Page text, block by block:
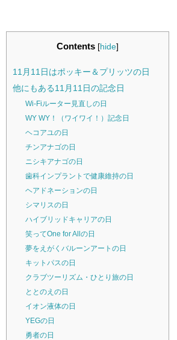
Contents [hide]
11月11日はポッキー＆プリッツの日
他にもある11月11日の記念日
Wi-Fiルーター見直しの日
WY WY！（ワイワイ！）記念日
ヘコアユの日
チンアナゴの日
ニシキアナゴの日
歯科インプラントで健康維持の日
ヘアドネーションの日
シマリスの日
ハイブリッドキャリアの日
笑ってOne for Allの日
夢をえがくバルーンアートの日
キットパスの日
クラブツーリズム・ひとり旅の日
ととのえの日
イオン液体の日
YEGの日
勇者の日